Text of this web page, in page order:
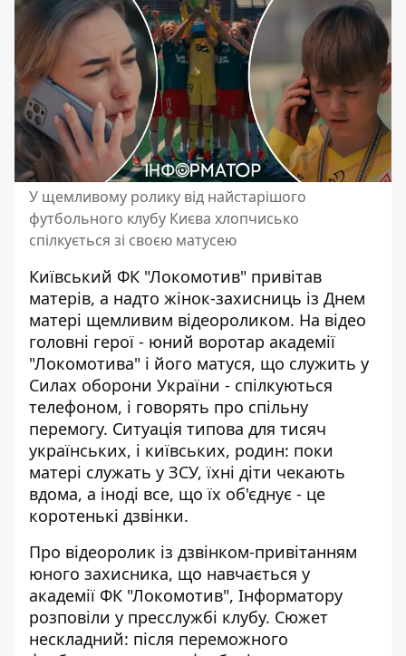
У щемливому ролику від найстарішого
футбольного клубу Києва хлопчисько
спілкується зі своєю матусею
Київський ФК "Локомотив" привітав
матерів, а надто жінок-захисниць із Днем
матері щемливим відеороликом. На відео
головні герої - юний воротар академії
"Локомотива" і його матуся, що служить у
Силах оборони України - спілкуються
телефоном, і говорять про спільну
перемогу. Ситуація типова для тисяч
українських, і київських, родин: поки
матері служать у ЗСУ, їхні діти чекають
вдома, а іноді все, що їх об'єднує - це
коротенькі дзвінки.
Про відеоролик із дзвінком-привітанням
юного захисника, що навчається у
академії ФК "Локомотив", Інформатору
розповіли у пресслужбі клубу. Сюжет
нескладний: після переможного